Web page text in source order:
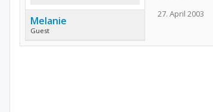
Melanie
Guest
27. April 2003